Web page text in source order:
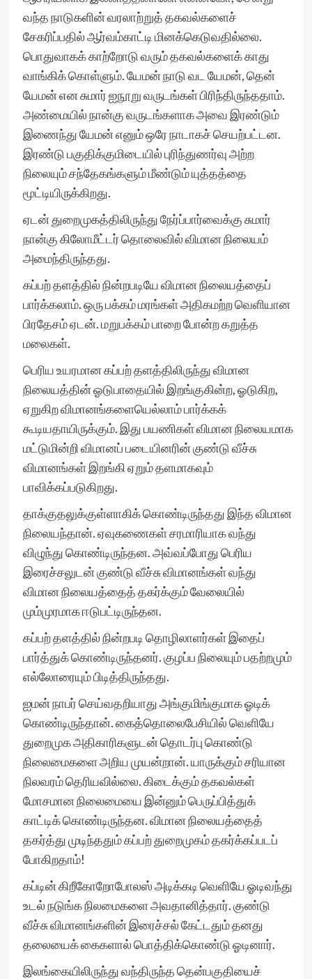
வந்த நாடுகளின் வரலாற்றுத் தகவல்களைச்
சேகரிப்பதில் ஆர்வம்காட்டி மினக்கெடுவதில்லை.
பொதுவாகக் காற்றோடு வரும் தகவல்களைக் காது
வாங்கிக் கொள்ளும். யேமன் நாடு வட யேமன், தென்
யேமன் என சுமார் ஐநூறு வருடங்கள் பிரிந்திருந்ததாம்.
அண்மையில் நான்கு வருடங்களாக அவை இரண்டும்
இணைந்து யேமன் எனும் ஒரே நாடாகச் செயற்பட்டன.
இரண்டு பகுதிக்குமிடையில் புரிந்துணர்வு அற்ற
நிலையும் சந்தேகங்களும் மீண்டும் யுத்தத்தை
மூட்டியிருக்கிறது.
ஏடன் துறைமுகத்திலிருந்து நேர்ப்பார்வைக்கு சுமார்
நான்கு கிலோமீட்டர் தொலைவில் விமான நிலையம்
அமைந்திருந்தது.
கப்பற் தளத்தில் நின்றபடியே விமான நிலையத்தைப்
பார்க்கலாம். ஒரு பக்கம் மரங்கள் அதிகமற்ற வெளியான
பிரதேசம் ஏடன். மறுபக்கம் பாறை போன்ற கறுத்த
மலைகள்.
பெரிய உயரமான கப்பற் தளத்திலிருந்து விமான
நிலையத்தின் ஓடுபாதையில் இறங்குகின்ற, ஓடுகிற,
ஏறுகிற விமானங்களையெல்லாம் பார்க்கக்
கூடியதாயிருக்கும். இது பயணிகள் விமான நிலையமாக
மட்டுமின்றி விமானப் படையினரின் குண்டு வீச்சு
விமானங்கள் இறங்கி ஏறும் தளமாகவும்
பாவிக்கப்படுகிறது.
தாக்குதலுக்குள்ளாகிக் கொண்டிருந்தது இந்த விமான
நிலையந்தான். ஏவுகணைகள் சரமாரியாக வந்து
விழுந்து கொண்டிருந்தன. அவ்வப்போது பெரிய
இரைச்சலுடன் குண்டு வீச்சு விமானங்கள் வந்து
விமான நிலையத்தைத் தகர்க்கும் வேலையில்
மும்முரமாக ஈடுபட்டிருந்தன.
கப்பற் தளத்தில் நின்றபடி தொழிலாளர்கள் இதைப்
பார்த்துக் கொண்டிருந்தனர். குழப்ப நிலையும் பதற்றமும்
எல்லோரையும் பிடித்திருந்தது.
ஐமன் நாபர் செய்வதறியாது அங்குமிங்குமாக ஓடிக்
கொண்டிருந்தான். கைத்தொலைபேசியில் வெளியே
துறைமுக அதிகாரிகளுடன் தொடர்பு கொண்டு
நிலைமைகளை அறிய முயன்றான். யாருக்கும் சரியான
நிலவரம் தெரியவில்லை. கிடைக்கும் தகவல்கள்
மோசமான நிலைமையை இன்னும் பெருப்பித்துக்
காட்டிக் கொண்டிருந்தன. விமான நிலையத்தைத்
தகர்த்து முடிந்ததும் கப்பற் துறைமுகம் தகர்க்கப்படப்
போகிறதாம்!
கப்டின் கிறீகோறோபோலஸ் அடிக்கடி வெளியே ஓடிவந்து
உடல் நடுங்க நிலமைகளை அவதானித்தார். குண்டு
வீச்சு விமானங்களின் இரைச்சல் கேட்டதும் தனது
தலையைக் கைகளால் பொத்திக்கொண்டு ஓடினார்.
இலங்கையிலிருந்து வந்திருந்த தென்பகுதியைச்